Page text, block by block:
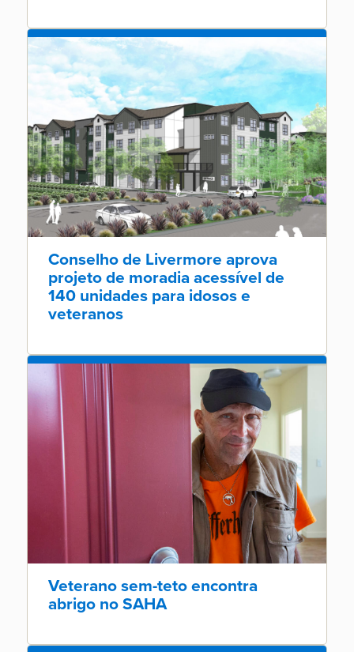
Conselho de Livermore aprova
projeto de moradia acessível de
140 unidades para idosos e
veteranos
Veterano sem-teto encontra
abrigo no SAHA